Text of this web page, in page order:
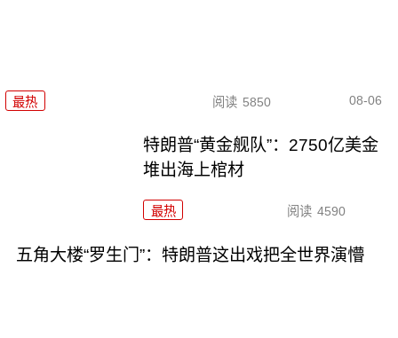
最热 阅读 5850 08-06
特朗普“黄金舰队”：2750亿美金
堆出海上棺材
最热 阅读 4590
五角大楼“罗生门”：特朗普这出戏把全世界演懵